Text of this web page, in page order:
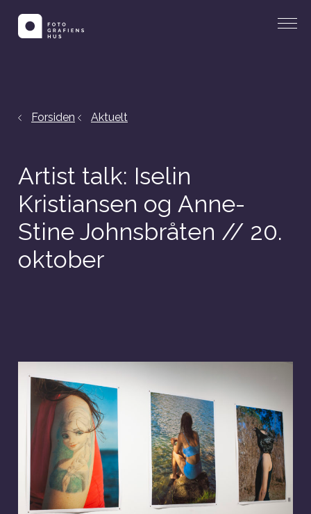
Forsiden Aktuelt
Artist talk: Iselin
Kristiansen og Anne-
Stine Johnsbråten // 20.
oktober